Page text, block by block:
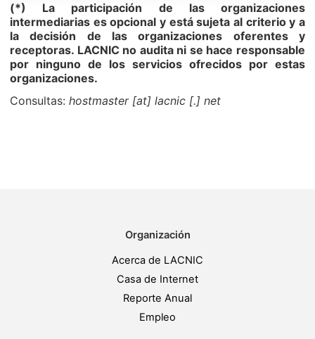
(*) La participación de las organizaciones
intermediarias es opcional y está sujeta al criterio y a
la decisión de las organizaciones oferentes y
receptoras. LACNIC no audita ni se hace responsable
por ninguno de los servicios ofrecidos por estas
organizaciones.
Consultas: hostmaster [at] lacnic [.] net
Organización
Acerca de LACNIC
Casa de Internet
Reporte Anual
Empleo